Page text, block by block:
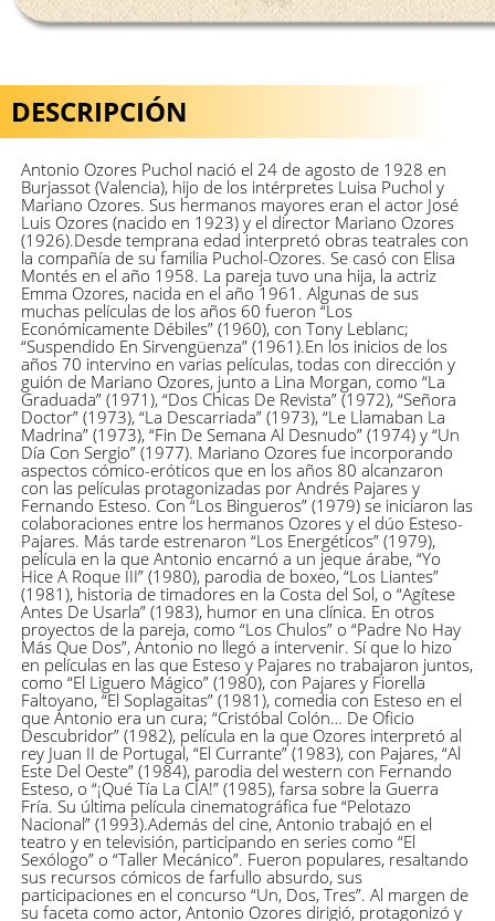
DESCRIPCIÓN
Antonio Ozores Puchol nació el 24 de agosto de 1928 en
Burjassot (Valencia), hijo de los intérpretes Luisa Puchol y
Mariano Ozores. Sus hermanos mayores eran el actor José
Luis Ozores (nacido en 1923) y el director Mariano Ozores
(1926).Desde temprana edad interpretó obras teatrales con
la compañía de su familia Puchol-Ozores. Se casó con Elisa
Montés en el año 1958. La pareja tuvo una hija, la actriz
Emma Ozores, nacida en el año 1961. Algunas de sus
muchas películas de los años 60 fueron “Los
Económicamente Débiles” (1960), con Tony Leblanc;
“Suspendido En Sirvengüenza” (1961).En los inicios de los
años 70 intervino en varias películas, todas con dirección y
guión de Mariano Ozores, junto a Lina Morgan, como “La
Graduada” (1971), “Dos Chicas De Revista” (1972), “Señora
Doctor” (1973), “La Descarriada” (1973), “Le Llamaban La
Madrina” (1973), “Fin De Semana Al Desnudo” (1974) y “Un
Día Con Sergio” (1977). Mariano Ozores fue incorporando
aspectos cómico-eróticos que en los años 80 alcanzaron
con las películas protagonizadas por Andrés Pajares y
Fernando Esteso. Con “Los Bingueros” (1979) se iniciaron las
colaboraciones entre los hermanos Ozores y el dúo Esteso-
Pajares. Más tarde estrenaron “Los Energéticos” (1979),
película en la que Antonio encarnó a un jeque árabe, “Yo
Hice A Roque III” (1980), parodia de boxeo, “Los Liantes”
(1981), historia de timadores en la Costa del Sol, o “Agítese
Antes De Usarla” (1983), humor en una clínica. En otros
proyectos de la pareja, como “Los Chulos” o “Padre No Hay
Más Que Dos”, Antonio no llegó a intervenir. Sí que lo hizo
en películas en las que Esteso y Pajares no trabajaron juntos,
como “El Liguero Mágico” (1980), con Pajares y Fiorella
Faltoyano, “El Soplagaitas” (1981), comedia con Esteso en el
que Antonio era un cura; “Cristóbal Colón… De Oficio
Descubridor” (1982), película en la que Ozores interpretó al
rey Juan II de Portugal, “El Currante” (1983), con Pajares, “Al
Este Del Oeste” (1984), parodia del western con Fernando
Esteso, o “¡Qué Tía La CÍA!” (1985), farsa sobre la Guerra
Fría. Su última película cinematográfica fue “Pelotazo
Nacional” (1993).Además del cine, Antonio trabajó en el
teatro y en televisión, participando en series como “El
Sexólogo” o “Taller Mecánico”. Fueron populares, resaltando
sus recursos cómicos de farfullo absurdo, sus
participaciones en el concurso “Un, Dos, Tres”. Al margen de
su faceta como actor, Antonio Ozores dirigió, protagonizó y